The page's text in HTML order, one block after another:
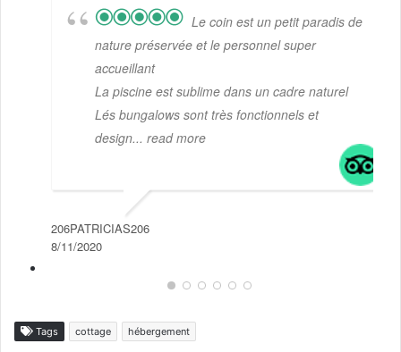
Le coin est un petit paradis de
nature préservée et le personnel super
accueillant
La piscine est sublime dans un cadre naturel
Lés bungalows sont très fonctionnels et
design... read more
206PATRICIAS206
8/11/2020
Tags cottage hébergement